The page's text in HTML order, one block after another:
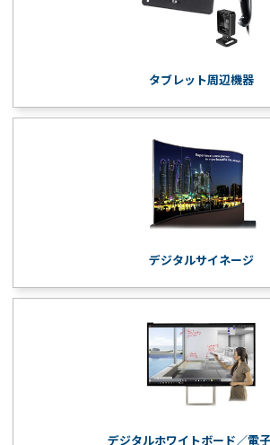
タブレット周辺機器
デジタルサイネージ
デジタルホワイトボード／電